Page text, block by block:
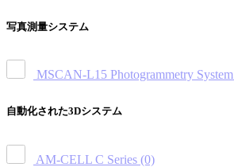
写真測量システム
MSCAN-L15 Photogrammetry System
自動化された3Dシステム
AM-CELL C Series (0)